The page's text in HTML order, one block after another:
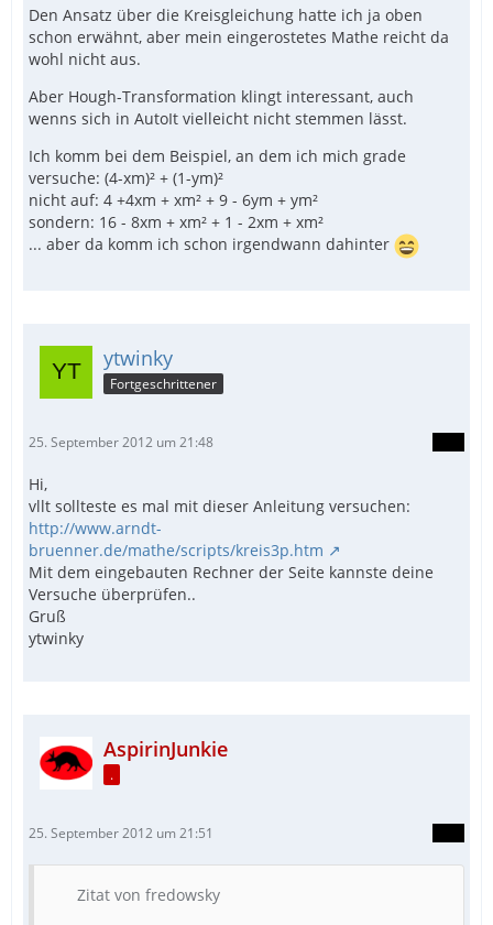
Den Ansatz über die Kreisgleichung hatte ich ja oben
schon erwähnt, aber mein eingerostetes Mathe reicht da
wohl nicht aus.
Aber Hough-Transformation klingt interessant, auch
wenns sich in AutoIt vielleicht nicht stemmen lässt.
Ich komm bei dem Beispiel, an dem ich mich grade
versuche: (4-xm)² + (1-ym)²
nicht auf: 4 +4xm + xm² + 9 - 6ym + ym²
sondern: 16 - 8xm + xm² + 1 - 2xm + xm²
... aber da komm ich schon irgendwann dahinter
ytwinky
Fortgeschrittener
25. September 2012 um 21:48
Hi,
vllt sollteste es mal mit dieser Anleitung versuchen:
http://www.arndt-
bruenner.de/mathe/scripts/kreis3p.htm
Mit dem eingebauten Rechner der Seite kannste deine
Versuche überprüfen..
Gruß
ytwinky
AspirinJunkie
.
25. September 2012 um 21:51
Zitat von fredowsky